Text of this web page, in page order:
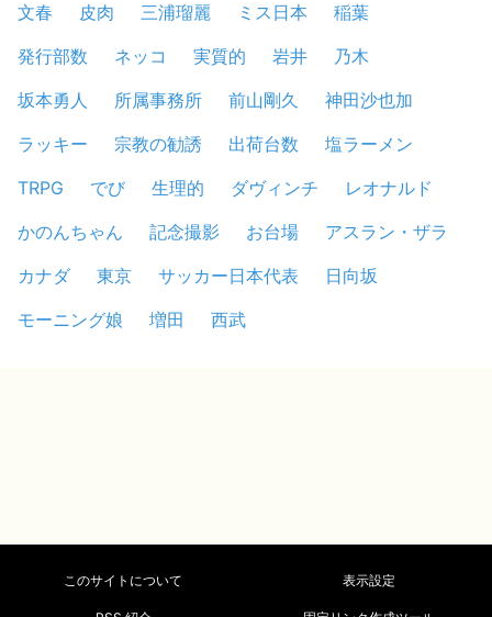
文春
皮肉 三浦瑠麗 ミス日本
稲葉
発行部数
ネッコ 実質的 岩井
乃木
坂本勇人
所属事務所 前山剛久
神田沙也加
ラッキー
宗教の勧誘 出荷台数
塩ラーメン
TRPG
でび 生理的 ダヴィンチ
レオナルド
かのんちゃん
記念撮影 お台場
アスラン・ザラ
カナダ
東京 サッカー日本代表
日向坂
モーニング娘
増田 西武
このサイトについて 表示設定